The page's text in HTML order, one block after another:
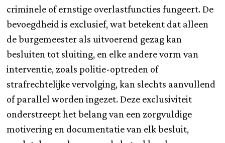
criminele of ernstige overlastfuncties fungeert. De
bevoegdheid is exclusief, wat betekent dat alleen
de burgemeester als uitvoerend gezag kan
besluiten tot sluiting, en elke andere vorm van
interventie, zoals politie-optreden of
strafrechtelijke vervolging, kan slechts aanvullend
of parallel worden ingezet. Deze exclusiviteit
onderstreept het belang van een zorgvuldige
motivering en documentatie van elk besluit,